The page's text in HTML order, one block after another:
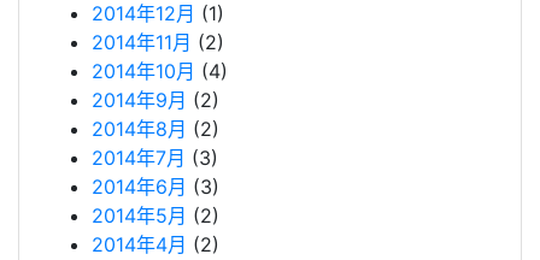
2014年12月 (1)
2014年11月 (2)
2014年10月 (4)
2014年9月 (2)
2014年8月 (2)
2014年7月 (3)
2014年6月 (3)
2014年5月 (2)
2014年4月 (2)